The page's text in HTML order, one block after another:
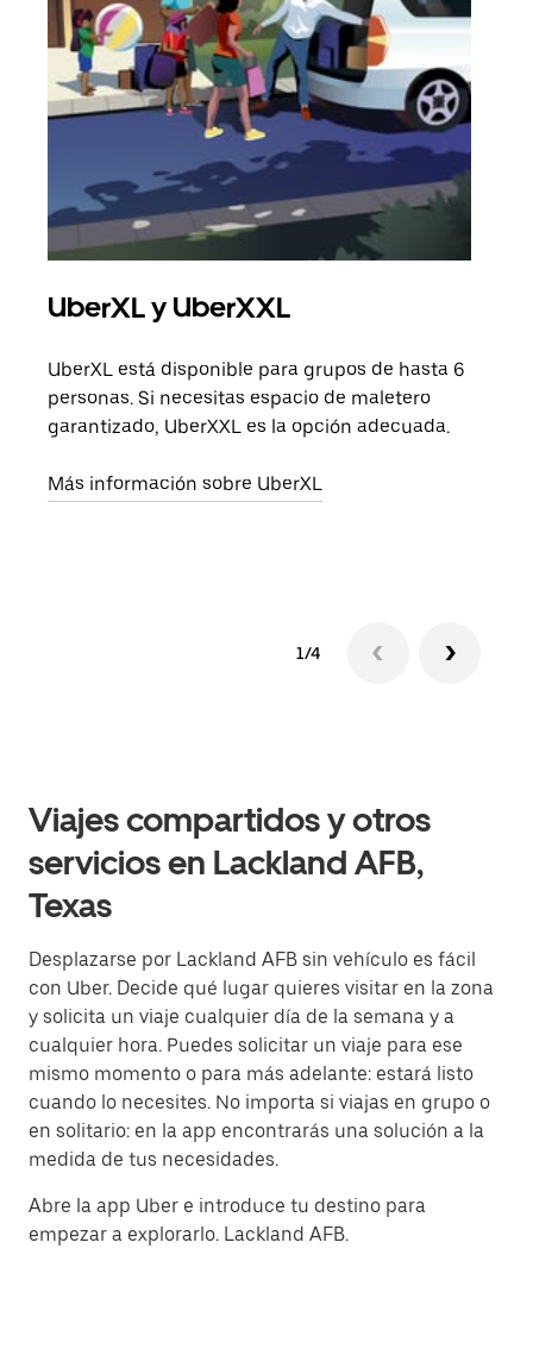
UberXL y UberXXL
UberXL está disponible para grupos de hasta 6
personas. Si necesitas espacio de maletero
garantizado, UberXXL es la opción adecuada.
Más información sobre UberXL
1/4
Viajes compartidos y otros
servicios en Lackland AFB,
Texas
Desplazarse por Lackland AFB sin vehículo es fácil
con Uber. Decide qué lugar quieres visitar en la zona
y solicita un viaje cualquier día de la semana y a
cualquier hora. Puedes solicitar un viaje para ese
mismo momento o para más adelante: estará listo
cuando lo necesites. No importa si viajas en grupo o
en solitario: en la app encontrarás una solución a la
medida de tus necesidades.
Abre la app Uber e introduce tu destino para
empezar a explorarlo. Lackland AFB.